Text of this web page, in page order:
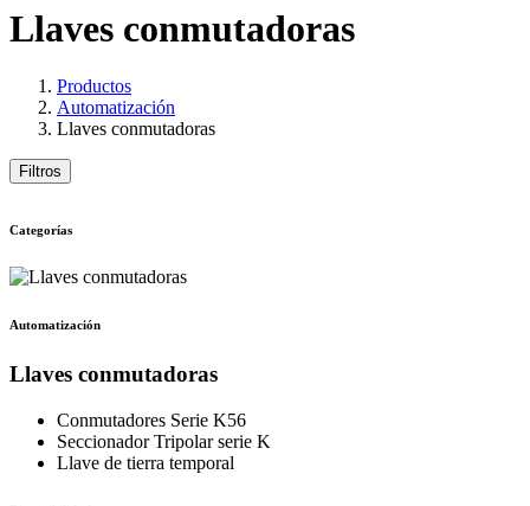
Llaves conmutadoras
Productos
Automatización
Llaves conmutadoras
Filtros
Categorías
Automatización
Llaves conmutadoras
Conmutadores Serie K56
Seccionador Tripolar serie K
Llave de tierra temporal